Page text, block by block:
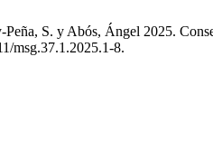
S. y Abós, Ángel 2025.
msg.37.1.2025.1-8.